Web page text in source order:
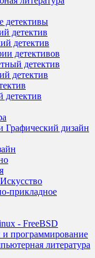
детективы
детектив
детектив
детективов
детектив
детектив
Графический дизайн
прикладное
- FreeBSD
и программирование
литература